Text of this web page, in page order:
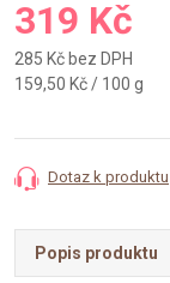
319 Kč
285 Kč bez DPH
Měrná
159,50 Kč / 100 g
Dotaz k produktu
Popis produktu